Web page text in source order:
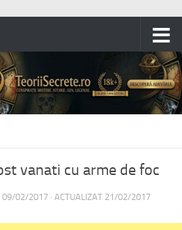
vanati cu arme de foc
09/02/2017 · ACTUALIZAT 21/02/2017